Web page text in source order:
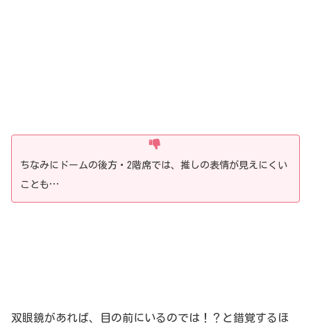
ちなみにドームの後方・2階席では、推しの表情が見えにくい
ことも…
双眼鏡があれば、目の前にいるのでは！？と錯覚するほ